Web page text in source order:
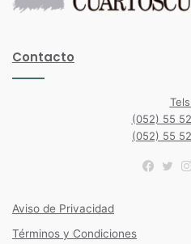
Contacto
(052) 55
(052) 55
Aviso de Privacidad
Términos y Condiciones